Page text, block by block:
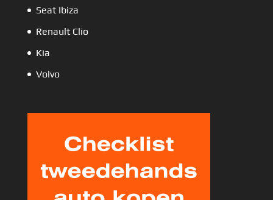
Seat Ibiza
Renault Clio
Kia
Volvo